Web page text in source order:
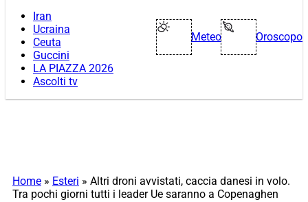
Iran
Ucraina
Ceuta
Guccini
LA PIAZZA 2026
Ascolti tv
Meteo Oroscopo
Home » Esteri » Altri droni avvistati, caccia danesi in volo.
Tra pochi giorni tutti i leader Ue saranno a Copenaghen